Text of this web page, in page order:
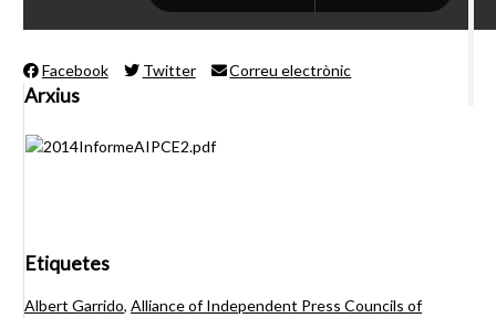
Facebook Twitter Correu electrònic
Arxius
Etiquetes
Albert Garrido, Alliance of Independent Press Councils of